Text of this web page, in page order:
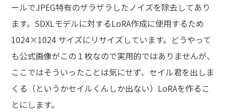
ールでJPEG特有のザラザラしたノイズを除去してあり
ます。SDXLモデルに対するLoRA作成に使用するため
1024×1024 サイズにリサイズしています。どうやって
も公式画像がこの１枚なので実用的ではありませんが、
ここではそういったことは気にせず、セイル君を出しま
くる（というかセイルくんしか出ない）LoRAを作るこ
とにします。